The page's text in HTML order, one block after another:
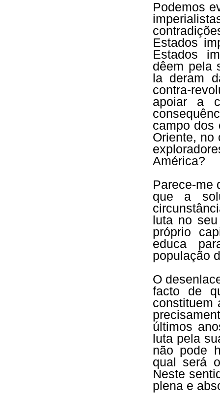
Podemos
Estados
Estados
dêem pela
la deram
contra-
apoiar a
campo dos
Oriente, no
América?
Parece-me
que a
luta no
próprio
educa
população
O
facto de
constituem
últimos
luta pela
não pode
qual será
Neste
plena e